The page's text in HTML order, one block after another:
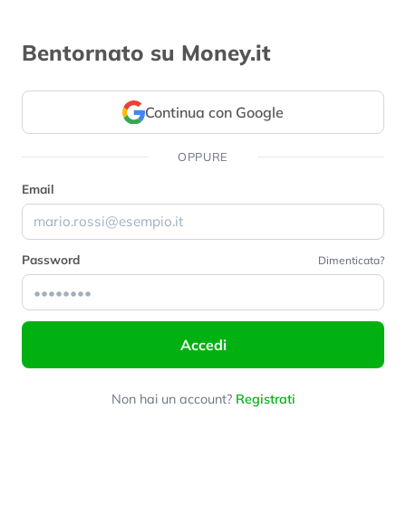
Bentornato su Money.it
Continua con Google
OPPURE
Email
Password Dimenticata?
Accedi
Non hai un account? Registrati